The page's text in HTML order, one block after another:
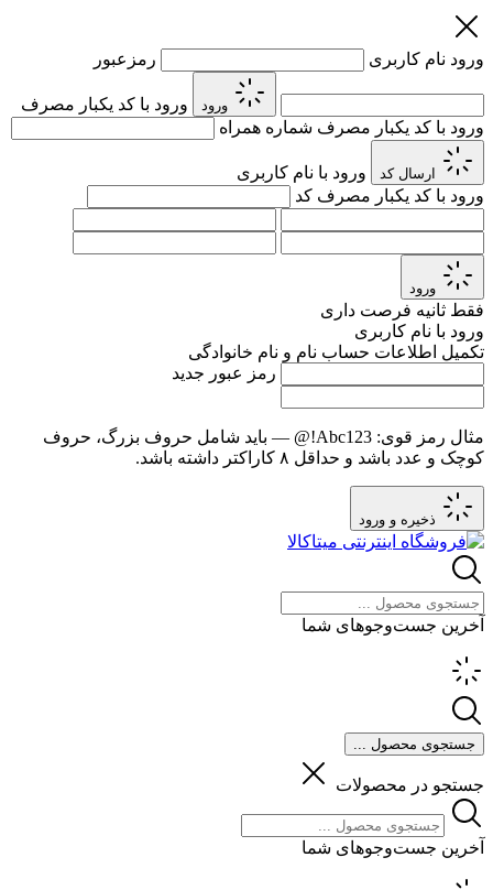
ورود نام کاربری رمزعبور
ورود
ورود با کد یکبار مصرف
ورود با کد یکبار مصرف شماره همراه
ارسال کد
ورود با نام کاربری
ورود با کد یکبار مصرف کد
ورود
فقط ثانیه فرصت داری
ورود با نام کاربری
تکمیل اطلاعات حساب نام و نام خانوادگی
رمز عبور جدید
مثال رمز قوی: Abc123!@
— باید شامل حروف بزرگ، حروف
کوچک و عدد باشد و حداقل ۸ کاراکتر داشته باشد.
ذخیره و ورود
آخرین جست‌وجوهای شما
جستجوی محصول ...
جستجو در محصولات
آخرین جست‌وجوهای شما